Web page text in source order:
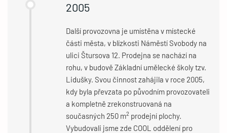
2005
Další provozovna je umístěna v místecké
části města, v blízkosti Náměstí Svobody na
ulici Štursova 12. Prodejna se nachází na
rohu, v budově Základní umělecké školy tzv.
Lidušky. Svou činnost zahájila v roce 2005,
kdy byla převzata po původním provozovateli
a kompletně zrekonstruovaná na
současných 250 m2 prodejní plochy.
Vybudovali jsme zde COOL oddělení pro